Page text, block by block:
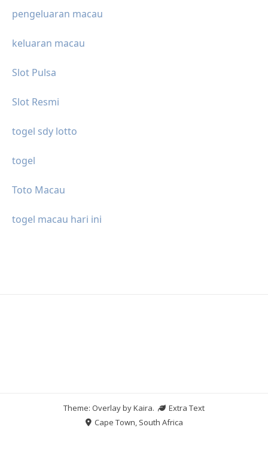
pengeluaran macau
keluaran macau
Slot Pulsa
Slot Resmi
togel sdy lotto
togel
Toto Macau
togel macau hari ini
Theme: Overlay byKaira.
Extra Text
Cape Town, South Africa